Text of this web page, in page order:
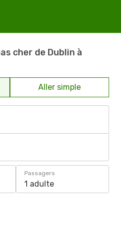
cher de Dublin à
Aller simple
Passagers
1 adulte